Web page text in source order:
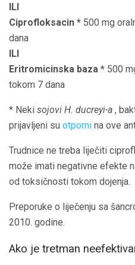
ILI
Ciprofloksacin * 500 mg
dana
ILI
Eritromicinska baza * 500
tokom 7 dana
* Neki sojovi H. ducreyi-a ,
prijavljeni su otporni na ove
Trudnice ne treba liječiti
može imati negativne efekte
od toksičnosti tokom dojenja.
Preporuke o liječenju sa
2010. godine.
Ako je tretman